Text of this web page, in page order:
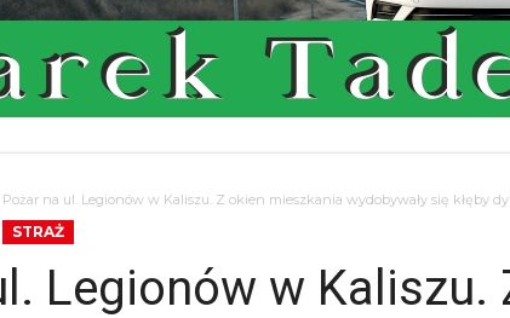
Pożar na ul. Legionów w Kaliszu. Z okien mieszkania wydobywały się kłęby
STRAŻ
Legionów w Kaliszu.